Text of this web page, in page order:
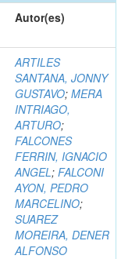
Autor(es)
ARTILES
SANTANA, JONNY
GUSTAVO; MERA
INTRIAGO,
ARTURO;
FALCONES
FERRIN, IGNACIO
ANGEL; FALCONI
AYON, PEDRO
MARCELINO;
SUAREZ
MOREIRA, DENER
ALFONSO